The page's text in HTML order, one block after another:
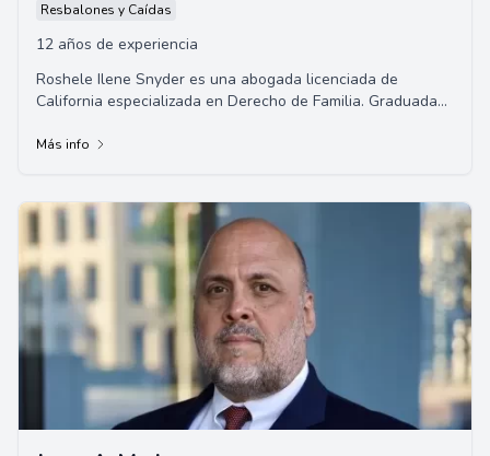
Resbalones y Caídas
12 años de experiencia
Roshele Ilene Snyder es una abogada licenciada de
California especializada en Derecho de Familia. Graduada
Más info